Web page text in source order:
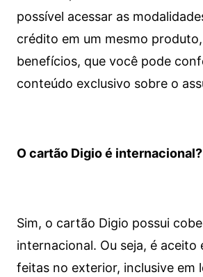
possível acessar as
crédito em um mesmo
benefícios, que você pode
conteúdo exclusivo sobre o
O cartão Digio é internacional?
Sim, o cartão Digio possui
internacional. Ou seja, é aceito
feitas no exterior, inclusive em